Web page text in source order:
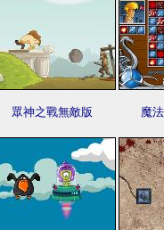
眾神之戰無敵版 魔